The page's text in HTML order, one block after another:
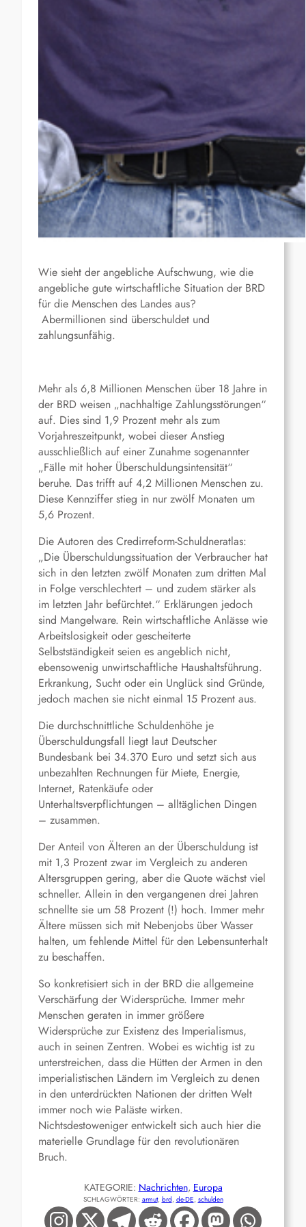
Wie sieht der angebliche Aufschwung, wie die
angebliche gute wirtschaftliche Situation der BRD
für die Menschen des Landes aus?
Abermillionen sind überschuldet und
zahlungsunfähig.
Mehr als 6,8 Millionen Menschen über 18 Jahre in
der BRD weisen „nachhaltige Zahlungsstörungen“
auf. Dies sind 1,9 Prozent mehr als zum
Vorjahreszeitpunkt, wobei dieser Anstieg
ausschließlich auf einer Zunahme sogenannter
„Fälle mit hoher Überschuldungsintensität“
beruhe. Das trifft auf 4,2 Millionen Menschen zu.
Diese Kennziffer stieg in nur zwölf Monaten um
5,6 Prozent.
Die Autoren des Credirreform-Schuldneratlas:
„Die Überschuldungssituation der Verbraucher hat
sich in den letzten zwölf Monaten zum dritten Mal
in Folge verschlechtert – und zudem stärker als
im letzten Jahr befürchtet.“ Erklärungen jedoch
sind Mangelware. Rein wirtschaftliche Anlässe wie
Arbeitslosigkeit oder gescheiterte
Selbstständigkeit seien es angeblich nicht,
ebensowenig unwirtschaftliche Haushaltsführung.
Erkrankung, Sucht oder ein Unglück sind Gründe,
jedoch machen sie nicht einmal 15 Prozent aus.
Die durchschnittliche Schuldenhöhe je
Überschuldungsfall liegt laut Deutscher
Bundesbank bei 34.370 Euro und setzt sich aus
unbezahlten Rechnungen für Miete, Energie,
Internet, Ratenkäufe oder
Unterhaltsverpflichtungen – alltäglichen Dingen
– zusammen.
Der Anteil von Älteren an der Überschuldung ist
mit 1,3 Prozent zwar im Vergleich zu anderen
Altersgruppen gering, aber die Quote wächst viel
schneller. Allein in den vergangenen drei Jahren
schnellte sie um 58 Prozent (!) hoch. Immer mehr
Ältere müssen sich mit Nebenjobs über Wasser
halten, um fehlende Mittel für den Lebensunterhalt
zu beschaffen.
So konkretisiert sich in der BRD die allgemeine
Verschärfung der Widersprüche. Immer mehr
Menschen geraten in immer größere
Widersprüche zur Existenz des Imperialismus,
auch in seinen Zentren. Wobei es wichtig ist zu
unterstreichen, dass die Hütten der Armen in den
imperialistischen Ländern im Vergleich zu denen
in den unterdrückten Nationen der dritten Welt
immer noch wie Paläste wirken.
Nichtsdestoweniger entwickelt sich auch hier die
materielle Grundlage für den revolutionären
Bruch.
KATEGORIE: Nachrichten, Europa
SCHLAGWÖRTER: armut, brd, de-DE, schulden